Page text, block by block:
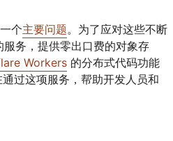
个主要问题。为了应对这些不断
务，提供零出口费的对象存
Workers的分布式代码功能
过这项服务，帮助开发人员和